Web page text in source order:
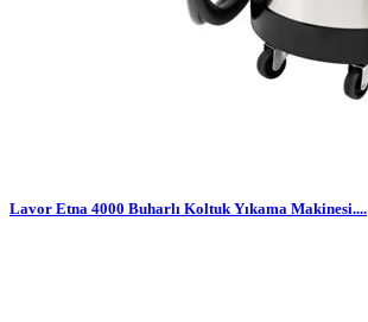
Lavor Etna 4000 Buharlı Koltuk Yıkama Makinesi....